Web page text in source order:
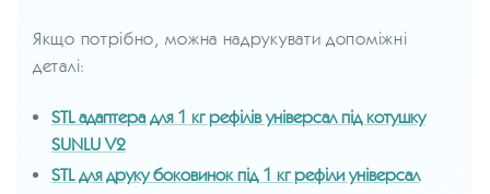
Якщо потрібно, можна надрукувати допоміжні
деталі:
STL адаптера для 1 кг рефілів універсал під котушку
SUNLU V2
STL для друку боковинок під 1 кг рефіли універсал